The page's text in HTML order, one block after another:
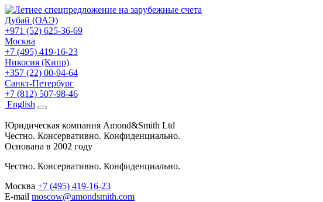
Дубай (ОАЭ)
+971 (52) 625-36-69
Москва
+7 (495) 419-16-23
Никосия (Кипр)
+357 (22) 00-94-64
Санкт-Петербург
+7 (812) 507-98-46
English
Юридическая компания Amond&Smith Ltd
Честно. Консервативно. Конфиденциально.
Основана в 2002 году
Честно. Консервативно. Конфиденциально.
Москва +7 (495) 419-16-23
E-mail moscow@amondsmith.com